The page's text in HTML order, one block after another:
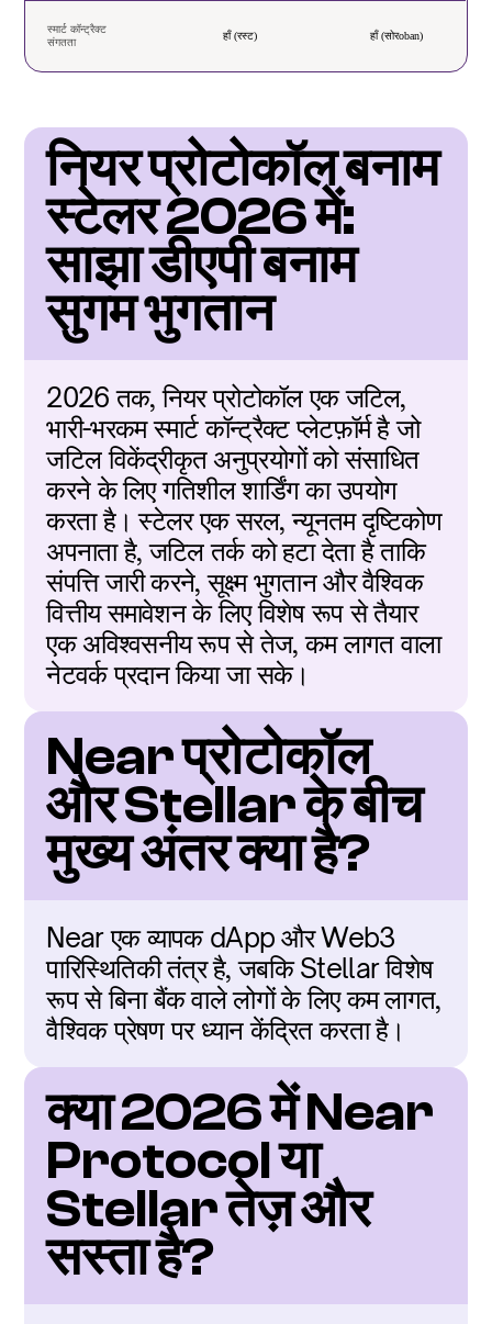
स्मार्ट कॉन्ट्रैक्ट
संगतता
हाँ (रस्ट) हाँ (सोरoban)
नियर प्रोटोकॉल बनाम
स्टेलर 2026 में:
साझा डीएपी बनाम
सुगम भुगतान
2026 तक, नियर प्रोटोकॉल एक जटिल,
भारी-भरकम स्मार्ट कॉन्ट्रैक्ट प्लेटफ़ॉर्म है जो
जटिल विकेंद्रीकृत अनुप्रयोगों को संसाधित
करने के लिए गतिशील शार्डिंग का उपयोग
करता है। स्टेलर एक सरल, न्यूनतम दृष्टिकोण
अपनाता है, जटिल तर्क को हटा देता है ताकि
संपत्ति जारी करने, सूक्ष्म भुगतान और वैश्विक
वित्तीय समावेशन के लिए विशेष रूप से तैयार
एक अविश्वसनीय रूप से तेज, कम लागत वाला
नेटवर्क प्रदान किया जा सके।
Near प्रोटोकॉल
और Stellar के बीच
मुख्य अंतर क्या है?
Near एक व्यापक dApp और Web3
पारिस्थितिकी तंत्र है, जबकि Stellar विशेष
रूप से बिना बैंक वाले लोगों के लिए कम लागत,
वैश्विक प्रेषण पर ध्यान केंद्रित करता है।
क्या 2026 में Near
Protocol या
Stellar तेज़ और
सस्ता है?